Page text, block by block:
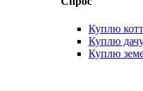
Куплю
Куплю
Куплю